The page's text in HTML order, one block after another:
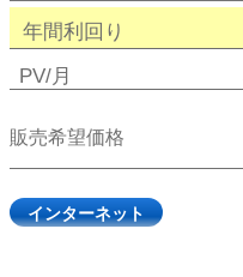
年間利回り
PV/月
販売希望価格
インターネット